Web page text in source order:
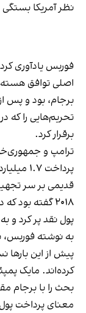
نظر آمریکا
اصلی توافق
تحریم‌هایی را که
برقرار کرد.
ترامپ و
پرداخت
قدیمی بر سر
پول نقد پر کرد و
به نوشته
پیش از این بارها
کرده‌اند. مایک
بحث را با برجام
معنای پرداخت